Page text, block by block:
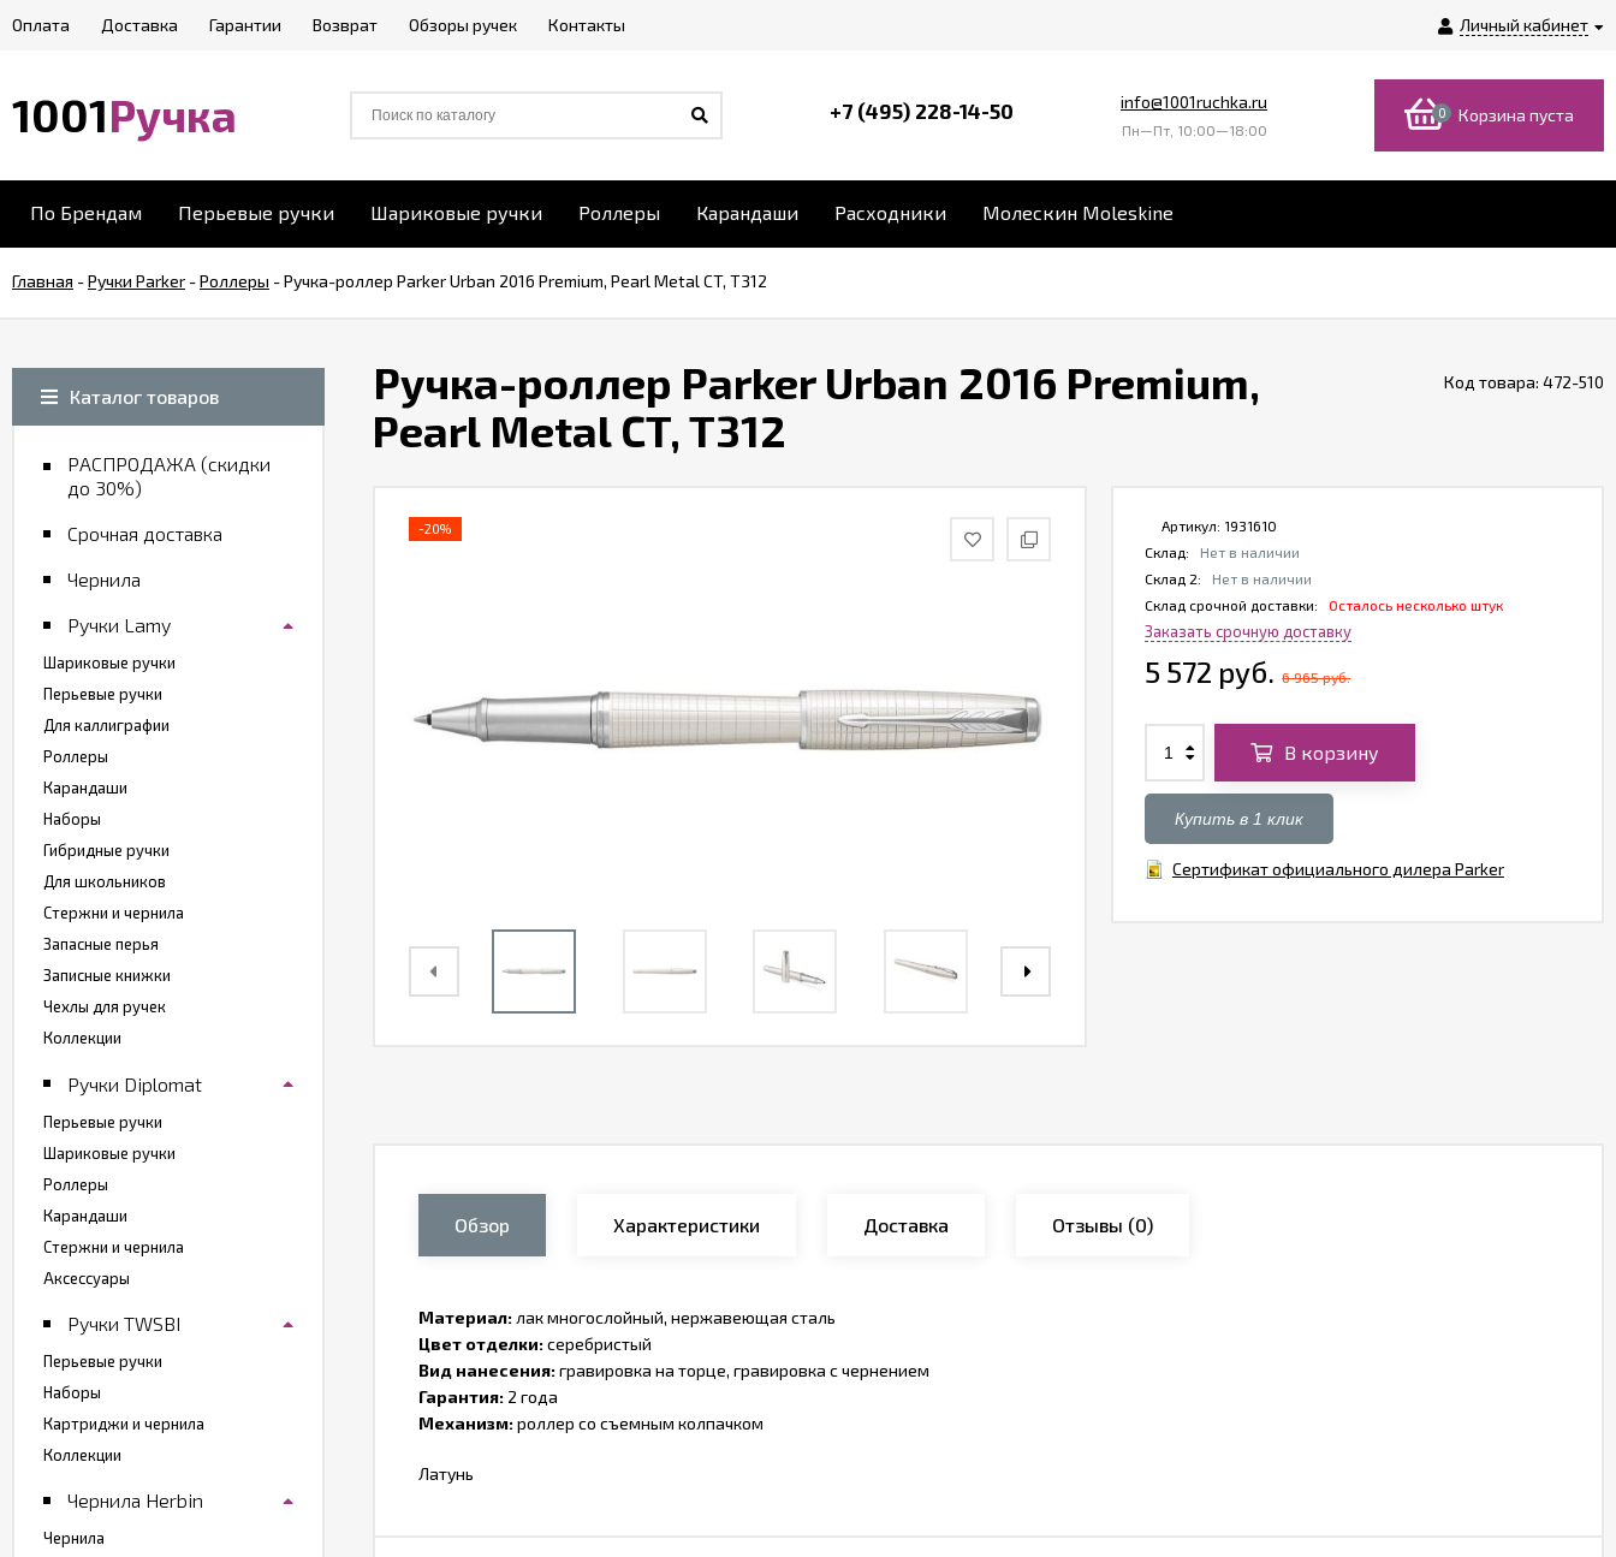
Личный кабинет
Оплата Доставка Гарантии Возврат Обзоры ручек Контакты
1001Ручка +7 (495) 228-14-50 info@1001ruchka.ru
Пн—Пт, 10:00—18:00
0 Корзина пуста
По Брендам Перьевые ручки Шариковые ручки Роллеры Карандаши Расходники Молескин Moleskine
Главная -Ручки Parker -Роллеры -Ручка-роллер Parker Urban 2016 Premium, Pearl Metal CT, T312
Ручка-роллер Parker Urban 2016 Premium,
Pearl Metal CT, T312
Код товара: 472-510
-20% Артикул: 1931610
Склад:
Нет в наличии
Склад 2:
Нет в наличии
Склад срочной доставки:
Осталось несколько штук
Заказать срочную доставку
5 572 руб. 6 965 руб.
В корзину
Купить в 1 клик
Сертификат официального дилера Parker
Обзор Характеристики Доставка Отзывы (0)
Материал: лак многослойный, нержавеющая сталь
Цвет отделки:серебристый
Вид нанесения:гравировка на торце, гравировка с чернением
Гарантия: 2 года
Механизм:роллер со съемным колпачком
Латунь
Каталог товаров
РАСПРОДАЖА (скидки
до 30%)
Срочная доставка
Чернила
Ручки Lamy
Шариковые ручки
Перьевые ручки
Для каллиграфии
Роллеры
Карандаши
Наборы
Гибридные ручки
Для школьников
Стержни и чернила
Запасные перья
Записные книжки
Чехлы для ручек
Коллекции
Ручки Diplomat
Перьевые ручки
Шариковые ручки
Роллеры
Карандаши
Стержни и чернила
Аксессуары
Ручки TWSBI
Перьевые ручки
Наборы
Картриджи и чернила
Коллекции
Чернила Herbin
Чернила